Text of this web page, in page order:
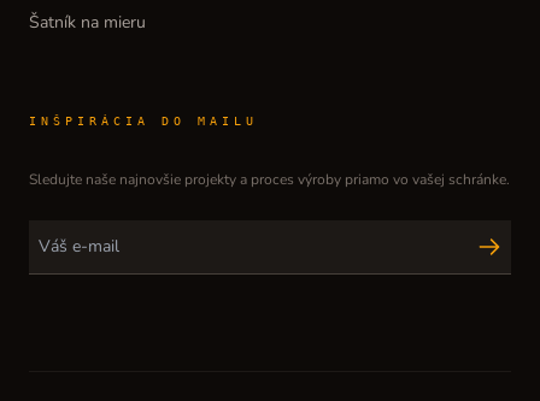
Šatník na mieru
INŠPIRÁCIA DO MAILU
Sledujte naše najnovšie projekty a proces výroby priamo vo vašej schránke.